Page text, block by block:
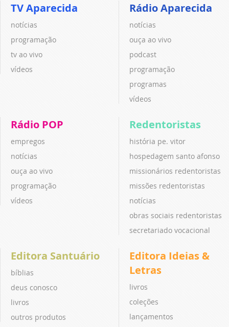
TV Aparecida
notícias
programação
tv ao vivo
vídeos
Rádio Aparecida
notícias
ouça ao vivo
podcast
programação
programas
vídeos
Rádio POP
empregos
notícias
ouça ao vivo
programação
vídeos
Redentoristas
história pe. vitor
hospedagem santo afonso
missionários redentoristas
missões redentoristas
notícias
obras sociais redentoristas
secretariado vocacional
Editora Santuário
bíblias
deus conosco
livros
outros produtos
Editora Ideias &
Letras
livros
coleções
lançamentos